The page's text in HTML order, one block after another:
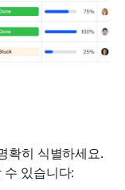
확히 식별하세요.
있습니다: